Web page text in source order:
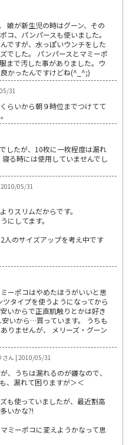
娘が新生児の時はグーン、その
コ、パンパースも使いました。
ですが、水っぽいウンチをした
でした。 パンパースとマミーポ
まで汚した事がありました。ウ
かったんですけどね(^_^;)
31
らいから朝９時位までつけてて
したが、10枚に一枚程度は漏れ
る時には使用していませんでし
2010/05/31
りスリムだからです。
にしてます。
人のサイズアップを考え中です
ーポコはやめたほうがいいと思
タイプを使うようになってから
いからで正直肌触りとかは好き
いから…買っています。 うちも
りませんが、 メリーズ・グーン
さん | 2010/05/31
、うちは漏れるのが嫌なので、
、漏れて困りますが＞＜
も使っていましたが、最近割高
いかな?!
ミーポコに変えようかなって思